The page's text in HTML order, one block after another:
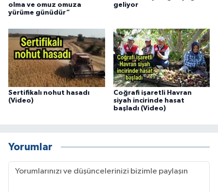
olma ve omuz omuza
yürüme günüdür”
geliyor
Sertifikalı nohut hasadı
(Video)
Coğrafi işaretli Havran
siyah incirinde hasat
başladı (Video)
Yorumlar